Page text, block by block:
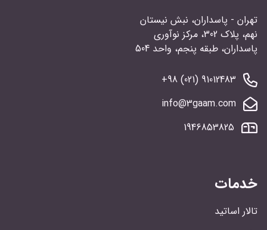
تهران - پاسداران، نبش نیستان
نهم، پلاک 302، مرکز نوآوری
پاسداران، طبقه پنجم، واحد 504
91012483 (021) 98+
info@3gaam.com
1946853825
خدمات
تالار اساتید